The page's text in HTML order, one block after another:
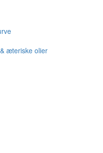
æteriske olier